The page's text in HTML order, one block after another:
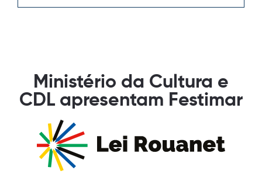
Ministério da Cultura e
CDL apresentam Festimar